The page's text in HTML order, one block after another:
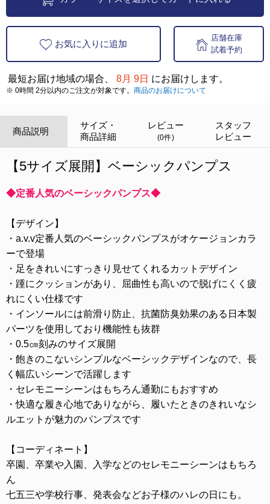
お気に入りに追加
店舗在庫
試着予約
最短お届け地域の場合、 8月 9日 にお届けします。
※ 0時間 2分以内のご注文が対象です。 商品のお届けについて
商品説明
サイズ・
商品詳細
レビュー
(0件)
スタッフ
レビュー
【5サイズ展開】ベーシックパンプス
◆定番人気のベーシックパンプス◆
【デザイン】
・a.v.v定番人気のベーシックパンプスがオケージョンカラ
ーで登場
・足をきれいにすっきり見せてくれるカットデザイン
・踵にクッションがあり、屈曲性も高いので脱げにくく疲
れにくい仕様です
・インソールには前滑り防止、抗菌防臭効果のある日本製
パーツを使用しており機能性も抜群
・0.5㎝刻みのサイズ展開
・飽きのこないシンプルなベーシックデザインなので、長
く幅広いシーンで活躍します
・セレモニーシーンはもちろん通勤にもおすすめ
・快適な履き心地でありながら、履いたときのきれいなシ
ルエットが魅力のパンプスです
【コーディネート】
卒園、卒業や入園、入学などのセレモニーシーンはもちろ
ん
七五三や学校行事、発表会などお子様のハレの日にも。